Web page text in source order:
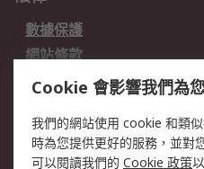
數據保護
網站條款
销售条款和条件
關於RS
RS的歷史
Cookie 會影響我們為
我們的網站使用 cookie 和類
時為您提供更好的服務，並對
可以閱讀我們的 Cookie 政策